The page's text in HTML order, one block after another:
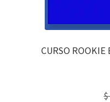
CURSO ROOKIE
$